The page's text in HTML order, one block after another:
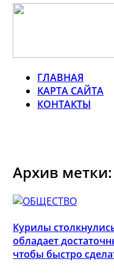
ГЛАВНАЯ
КАРТА САЙТА
КОНТАКТЫ
Архив
Курилы
обладает
чтобы быстро